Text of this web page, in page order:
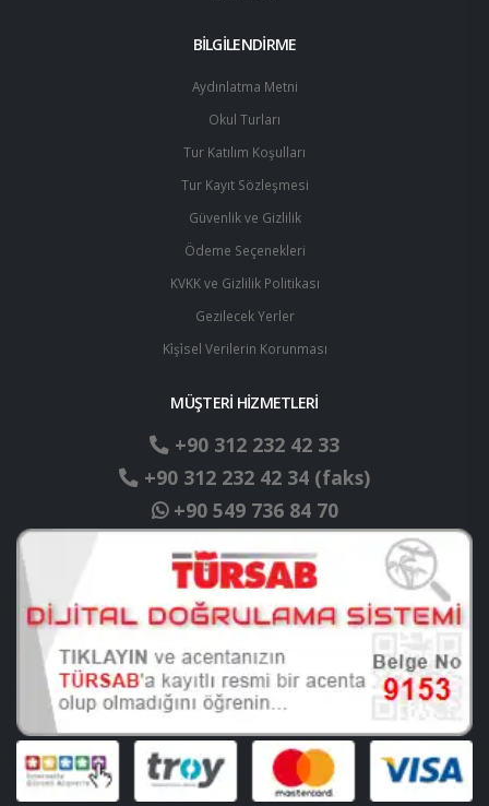
BİLGİLENDİRME
Aydınlatma Metni
Okul Turları
Tur Katılım Koşulları
Tur Kayıt Sözleşmesi
Güvenlik ve Gizlilik
Ödeme Seçenekleri
KVKK ve Gizlilik Politikası
Gezilecek Yerler
Ki̇şi̇sel Verilerin Korunması
MÜŞTERİ HİZMETLERİ
+90 312 232 42 33
+90 312 232 42 34 (faks)
+90 549 736 84 70